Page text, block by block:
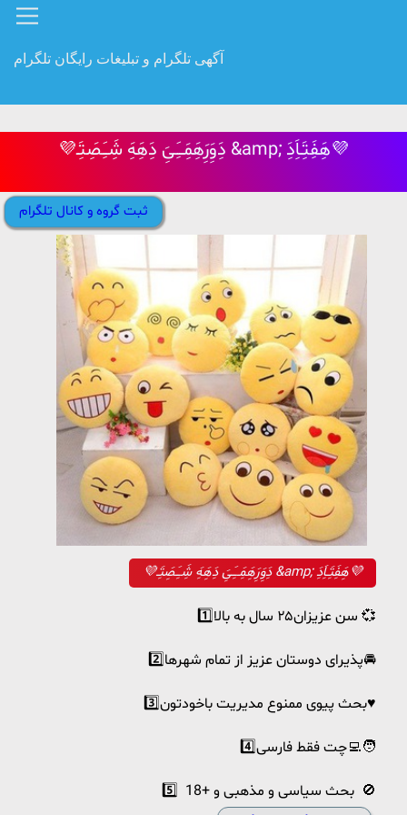
آگهی تلگرام و تبلیغات رایگان تلگرام
💜دَِوَِرَِهَِمَِــَِیَِ دَِهَِهَِ شَِـَِصَِتَِـ &amp; هَِفَِتَِـاَِدَِ💜
ثبت گروه و کانال تلگرام
💜دَِوَِرَِهَِمَِــَِیَِ دَِهَِهَِ شَِـَِصَِتَِـ &amp; هَِفَِتَِـاَِدَِ💜
1️⃣سن عزیزان۲۵ سال به بالا 💞
2️⃣پذیرای دوستان عزیز از تمام شهرها🚘
3️⃣بحث پیوی ممنوع مدیریت باخودتون♥️
4️⃣چت فقط فارسی🧑‍💻
5️⃣ بحث سیاسی و مذهبی و +18 🚫